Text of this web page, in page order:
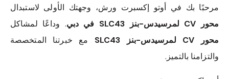
مرحبًا بك في أوتو إكسبرت ورش، وجهتك الأولى لاستبدال
محور CV لمرسيدس-بنز SLC43 في دبي
. وداعًا لمشاكل
محور CV لمرسيدس-بنز SLC43
مع خبرتنا المتخصصة
والتزامنا بالتميز.